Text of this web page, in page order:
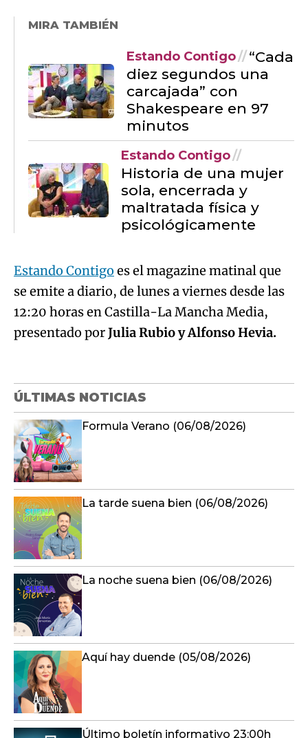
MIRA TAMBIÉN
Estando Contigo
“Cada
diez segundos una
carcajada” con
Shakespeare en 97
minutos
Estando Contigo
Historia de una mujer
sola, encerrada y
maltratada física y
psicológicamente
Estando Contigo es el magazine matinal que
se emite a diario, de lunes a viernes desde las
12:20 horas en Castilla-La Mancha Media,
presentado porJulia Rubio y Alfonso Hevia.
ÚLTIMAS NOTICIAS
Formula Verano (06/08/2026)
La tarde suena bien (06/08/2026)
La noche suena bien (06/08/2026)
Aquí hay duende (05/08/2026)
Último boletín informativo 23:00h